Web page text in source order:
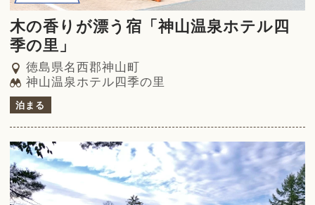
木の香りが漂う宿「神山温泉ホテル四
季の里」
徳島県名西郡神山町
神山温泉ホテル四季の里
泊まる